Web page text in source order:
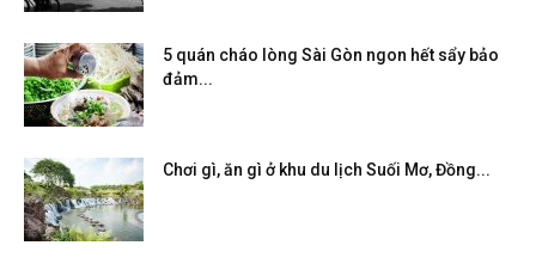
5 quán cháo lòng Sài Gòn ngon hết sẩy bảo
đảm...
Chơi gì, ăn gì ở khu du lịch Suối Mơ, Đồng...